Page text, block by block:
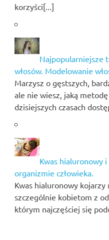
korzyści[...]
Najpopularniejsze
włosów. Modelowanie
Marzysz o gęstszych,
ale nie wiesz, jaką
dzisiejszych czasach
Kwas hialuronowy
organizmie człowieka.
Kwas hialuronowy
szczególnie kobietom z
którym najczęściej się